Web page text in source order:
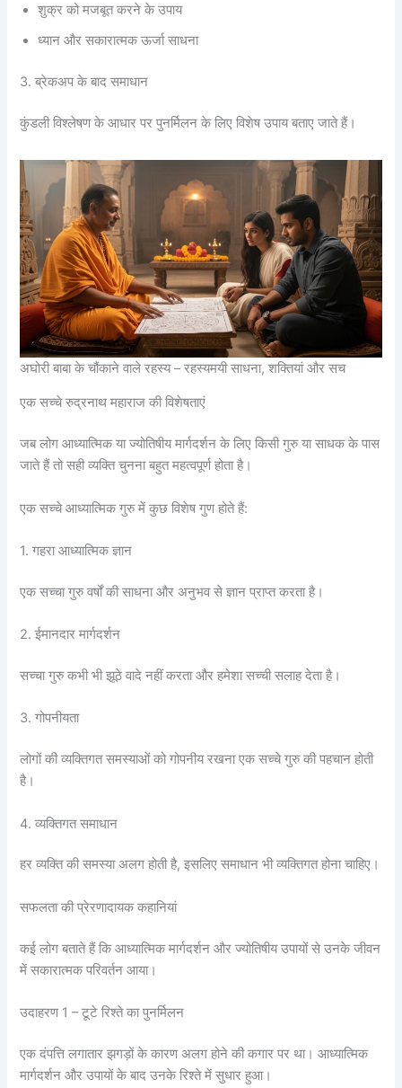
शुक्र को मजबूत करने के उपाय
ध्यान और सकारात्मक ऊर्जा साधना
3. ब्रेकअप के बाद समाधान
कुंडली विश्लेषण के आधार पर पुनर्मिलन के लिए विशेष उपाय बताए जाते हैं।
अघोरी बाबा के चौंकाने वाले रहस्य – रहस्यमयी साधना, शक्तियां और सच
एक सच्चे रुद्रनाथ महाराज की विशेषताएं
जब लोग आध्यात्मिक या ज्योतिषीय मार्गदर्शन के लिए किसी गुरु या साधक के पास
जाते हैं तो सही व्यक्ति चुनना बहुत महत्वपूर्ण होता है।
एक सच्चे आध्यात्मिक गुरु में कुछ विशेष गुण होते हैं:
1. गहरा आध्यात्मिक ज्ञान
एक सच्चा गुरु वर्षों की साधना और अनुभव से ज्ञान प्राप्त करता है।
2. ईमानदार मार्गदर्शन
सच्चा गुरु कभी भी झूठे वादे नहीं करता और हमेशा सच्ची सलाह देता है।
3. गोपनीयता
लोगों की व्यक्तिगत समस्याओं को गोपनीय रखना एक सच्चे गुरु की पहचान होती
है।
4. व्यक्तिगत समाधान
हर व्यक्ति की समस्या अलग होती है, इसलिए समाधान भी व्यक्तिगत होना चाहिए।
सफलता की प्रेरणादायक कहानियां
कई लोग बताते हैं कि आध्यात्मिक मार्गदर्शन और ज्योतिषीय उपायों से उनके जीवन
में सकारात्मक परिवर्तन आया।
उदाहरण 1 – टूटे रिश्ते का पुनर्मिलन
एक दंपत्ति लगातार झगड़ों के कारण अलग होने की कगार पर था। आध्यात्मिक
मार्गदर्शन और उपायों के बाद उनके रिश्ते में सुधार हुआ।